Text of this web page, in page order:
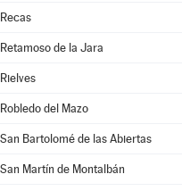
Recas
Retamoso de la Jara
Rielves
Robledo del Mazo
San Bartolomé de las Abiertas
San Martín de Montalbán